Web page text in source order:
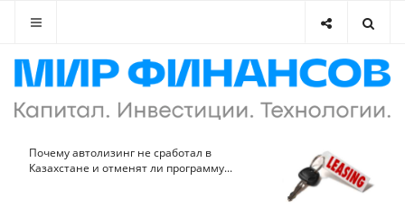
Почему автолизинг не сработал в
Казахстане и отменят ли программу...